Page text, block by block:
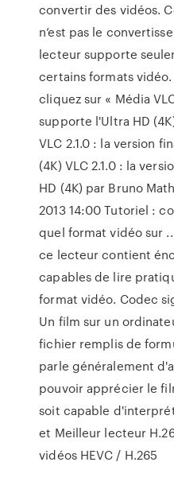
convertir des vidéos.
n’est pas le
lecteur supporte
certains formats vidéo.
cliquez sur « Média
supporte l'Ultra HD
VLC 2.1.0 : la version
(4K) VLC 2.1.0 : la
HD (4K) par Bruno
2013 14:00 Tutoriel :
quel format vidéo sur
ce lecteur contient
capables de lire
format vidéo. Codec
Un film sur un
fichier remplis de
parle généralement
pouvoir apprécier le
soit capable
et Meilleur lecteur
vidéos HEVC / H.265